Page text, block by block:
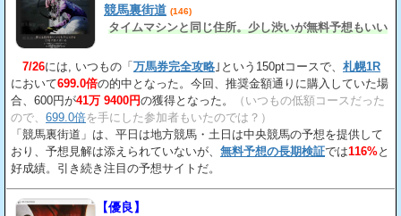
競馬裏街道 (146)
タイムマシンと同じ住所。少し渋いが無料予想もいい
7/26には, いつもの「 万馬券完全攻略 ｣という150ptコースで、 札幌1R
において699.0倍の的中となった。今回、推奨金額通りに購入していた場
合、600円が41万 9400円の獲得となった。
（いつもの低額コースだった
ので、 699.0倍を手にした参加者もいたのでは？）
「競馬裏街道」は、平日は地方競馬・土日は中央競馬の予想を提供して
おり、予想見解は添えられていないが、 無料予想の長期検証では116%と
好成績。引き続き注目の予想サイトだ。
【優良】